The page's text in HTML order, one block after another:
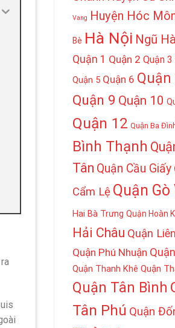
Vang Huyện Hóc
Bè Hà Nội Ngũ
Quận 1 Quận 2 Quận 3
Quận 5 Quận 6 Quận
Quận 9 Quận 10
Quận 12 Quận Ba
Bình Thạnh
Tân Quận Cầu Giấy
Cẩm Lệ Quận Gò
Hai Bà Trưng Quận Hoàn
Hải Châu Quận
Quận Phú Nhuận
Quận Thanh Khê Quận
Quận Tân Bình
Tân Phú Quận